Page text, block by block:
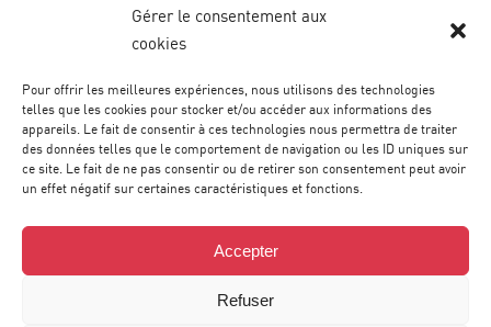
Gérer le consentement aux
cookies
Pour offrir les meilleures expériences, nous utilisons des technologies
telles que les cookies pour stocker et/ou accéder aux informations des
appareils. Le fait de consentir à ces technologies nous permettra de traiter
des données telles que le comportement de navigation ou les ID uniques sur
ce site. Le fait de ne pas consentir ou de retirer son consentement peut avoir
un effet négatif sur certaines caractéristiques et fonctions.
Accepter
Refuser